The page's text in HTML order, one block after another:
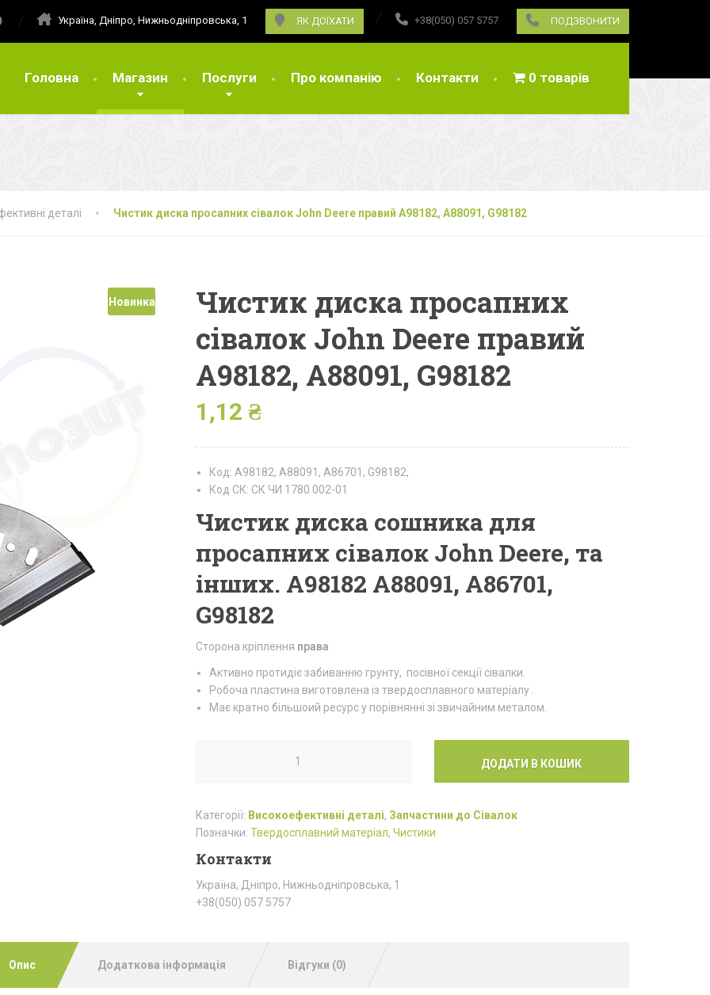
Україна, Дніпро, Нижньодніпровська, 1 ЯК ДОЇХАТИ +38(050) 057 5757 ПОДЗВОНИТИ
Головна Магазин Послуги Про компанію Контакти 0 товарів
деталі Чистик диска просапних сівалок John Deere правий A98182, A88091, G98182
Новинка
Чистик диска просапних
сівалок John Deere правий
A98182, A88091, G98182
1,12 ₴
Код: A98182, A88091, A86701, G98182,
Код СК: СК ЧИ 1780 002-01
Чистик диска сошника для
просапних сівалок John Deere, та
інших. A98182 A88091, A86701,
G98182
Сторона кріплення права
Активно протидіє забиванню грунту, посівної секції сівалки.
Робоча пластина виготовлена із твердосплавного матеріалу .
Має кратно більшоий ресурс у порівнянні зі звичайним металом.
ДОДАТИ В КОШИК
Категорії: Високоефективні деталі, Запчастини до Сівалок
Позначки: Твердосплавний матеріал, Чистики
Контакти
Україна, Дніпро, Нижньодніпровська, 1
+38(050) 057 5757
Опис Додаткова інформація Відгуки (0)